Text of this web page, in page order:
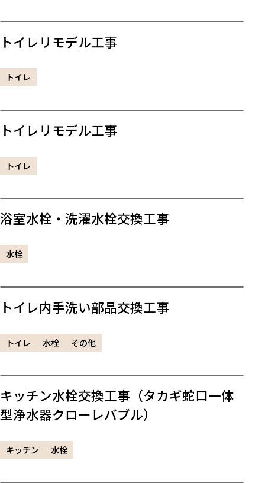
トイレリモデル工事
トイレ
トイレリモデル工事
トイレ
浴室水栓・洗濯水栓交換工事
水栓
トイレ内手洗い部品交換工事
トイレ 水栓 その他
キッチン水栓交換工事（タカギ蛇口一体
型浄水器クローレバブル）
キッチン 水栓